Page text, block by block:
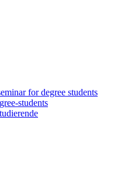
for degree students
students